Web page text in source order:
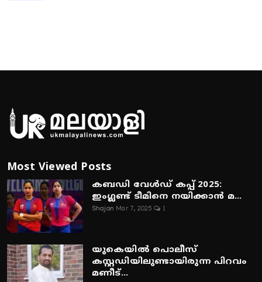
Most Viewed Posts
കബഡി വേൾഡ് കപ്പ് 2025:
ഇംഗ്ലണ്ട് ടീമിനെ നയിക്കാൻ മ...
Shajan Mar 7, 2025 1
യുകെയിൽ പൊലീസ്
കസ്റ്റഡിയിലുണ്ടായിരുന്ന പിറവം
മണീട്...